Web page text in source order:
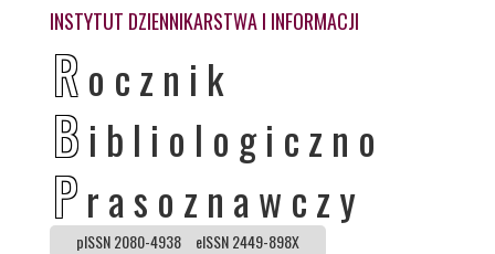
INSTYTUT DZIENNIKARSTWA I INFORMACJI
Rocznik
B ibliologiczno
Prasoznawczy
pISSN 2080-4938 eISSN 2449-898X